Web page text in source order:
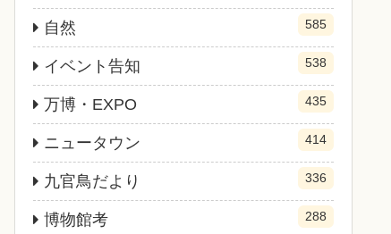
自然 585
イベント告知 538
万博・EXPO 435
ニュータウン 414
九官鳥だより 336
博物館考 288